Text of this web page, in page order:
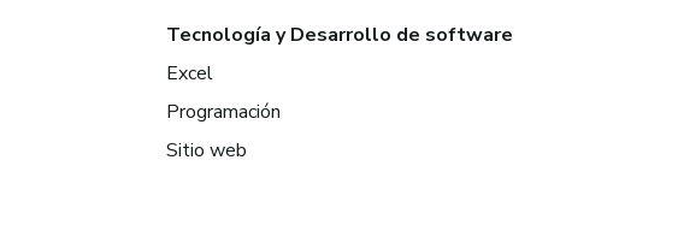
Tecnología y Desarrollo de software
Excel
Programación
Sitio web